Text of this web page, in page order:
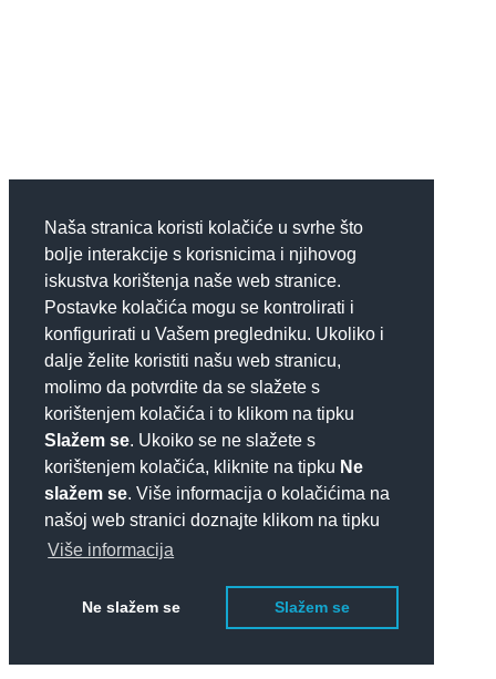
Naša stranica koristi kolačiće u svrhe što
bolje interakcije s korisnicima i njihovog
iskustva korištenja naše web stranice.
Postavke kolačića mogu se kontrolirati i
konfigurirati u Vašem pregledniku. Ukoliko i
dalje želite koristiti našu web stranicu,
molimo da potvrdite da se slažete s
korištenjem kolačića i to klikom na tipku
Slažem se. Ukoiko se ne slažete s
korištenjem kolačića, kliknite na tipku Ne
slažem se. Više informacija o kolačićima na
našoj web stranici doznajte klikom na tipku
Više informacija
Ne slažem se Slažem se